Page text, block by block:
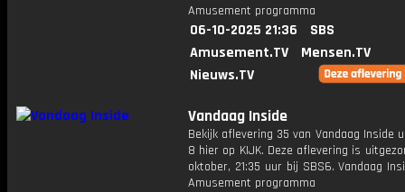
Amusement programma
06-10-2025 21:36
SBS
Amusement.TV
Mensen.TV
Nieuws.TV
Vandaag Inside
Bekijk aflevering 35 van Vandaag Inside
8 hier op KIJK. Deze aflevering is
oktober, 21:35 uur bij SBS6. Vandaag
Amusement programma